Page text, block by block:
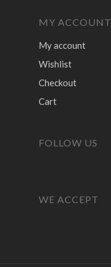
MY ACCOUNT
My account
Wishlist
Checkout
Cart
FOLLOW US
WE ACCEPT